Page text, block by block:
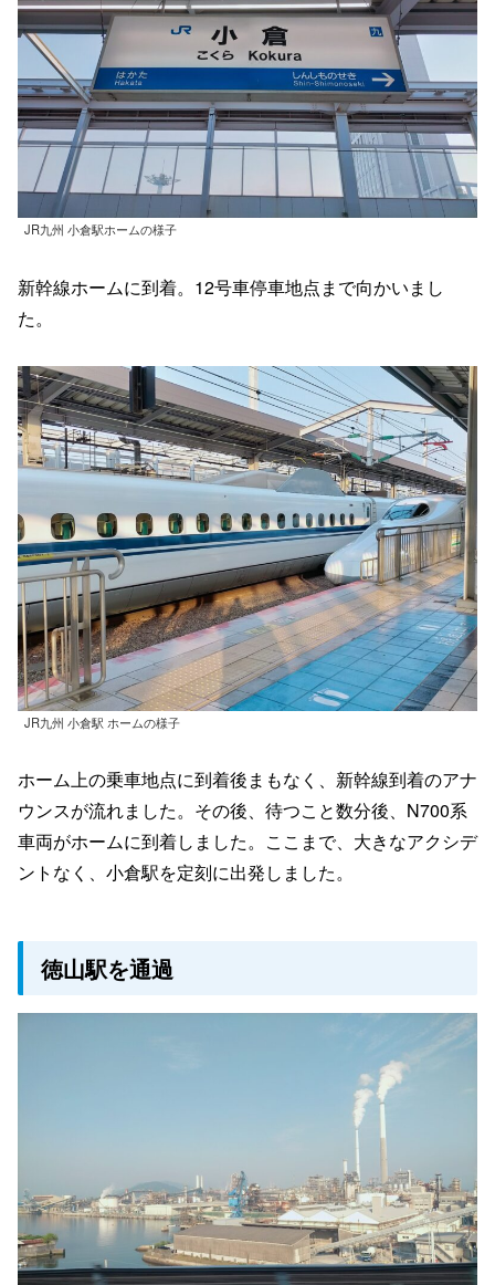
JR九州 小倉駅ホームの様子
新幹線ホームに到着。12号車停車地点まで向かいまし
た。
JR九州 小倉駅 ホームの様子
ホーム上の乗車地点に到着後まもなく、新幹線到着のアナ
ウンスが流れました。その後、待つこと数分後、N700系
車両がホームに到着しました。ここまで、大きなアクシデ
ントなく、小倉駅を定刻に出発しました。
徳山駅を通過